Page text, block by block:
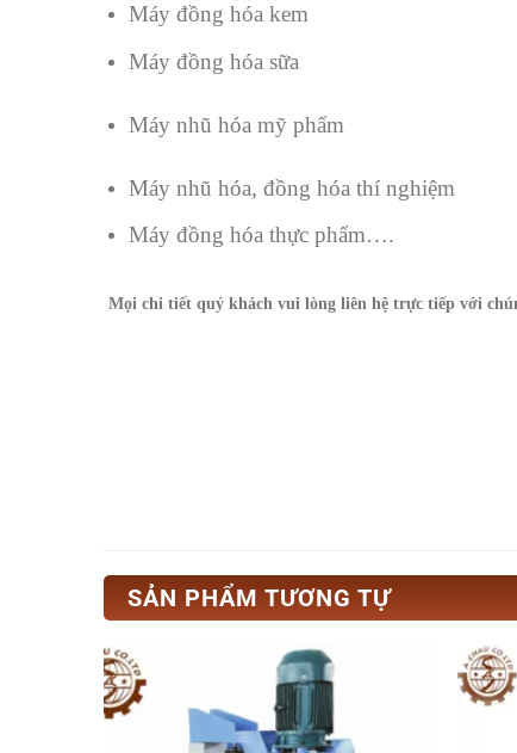
Máy đồng hóa kem
Máy đồng hóa sữa
Máy nhũ hóamỹ phẩm
Máy nhũ hóa, đồng hóa thí nghiệm
Máy đồng hóa thực phẩm….
Mọi chi tiết quý khách vui lòng liên hệ trực tiếp với
SẢN PHẨM TƯƠNG TỰ